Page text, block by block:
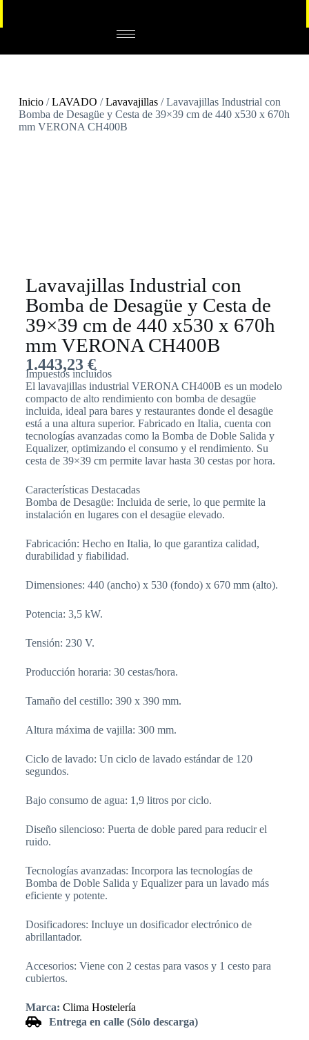
Inicio/LAVADO /Lavavajillas/ Lavavajillas Industrial con
Bomba de Desagüe y Cesta de 39×39 cm de 440 x530 x 670h
mm VERONA CH400B
Lavavajillas Industrial con
Bomba de Desagüe y Cesta de
39×39 cm de 440 x530 x 670h
mm VERONA CH400B
1.443,23 €
Impuestos incluídos
El lavavajillas industrial VERONA CH400B es un modelo
compacto de alto rendimiento con bomba de desagüe
incluida, ideal para bares y restaurantes donde el desagüe
está a una altura superior. Fabricado en Italia, cuenta con
tecnologías avanzadas como la Bomba de Doble Salida y
Equalizer, optimizando el consumo y el rendimiento. Su
cesta de 39×39 cm permite lavar hasta 30 cestas por hora.
Características Destacadas
Bomba de Desagüe: Incluida de serie, lo que permite la
instalación en lugares con el desagüe elevado.
Fabricación: Hecho en Italia, lo que garantiza calidad,
durabilidad y fiabilidad.
Dimensiones: 440 (ancho) x 530 (fondo) x 670 mm (alto).
Potencia: 3,5 kW.
Tensión: 230 V.
Producción horaria: 30 cestas/hora.
Tamaño del cestillo: 390 x 390 mm.
Altura máxima de vajilla: 300 mm.
Ciclo de lavado: Un ciclo de lavado estándar de 120
segundos.
Bajo consumo de agua: 1,9 litros por ciclo.
Diseño silencioso: Puerta de doble pared para reducir el
ruido.
Tecnologías avanzadas: Incorpora las tecnologías de
Bomba de Doble Salida y Equalizer para un lavado más
eficiente y potente.
Dosificadores: Incluye un dosificador electrónico de
abrillantador.
Accesorios: Viene con 2 cestas para vasos y 1 cesto para
cubiertos.
Marca: Clima Hostelería
Entrega en calle (Sólo descarga)